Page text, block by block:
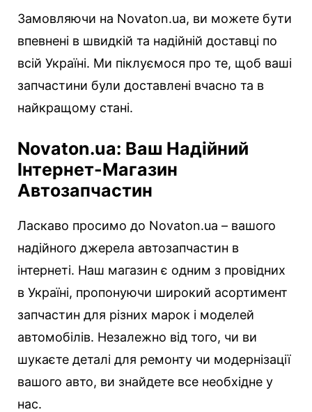
Замовляючи на Novaton.ua, ви можете бути
впевнені в швидкій та надійній доставці по
всій Україні. Ми піклуємося про те, щоб ваші
запчастини були доставлені вчасно та в
найкращому стані.
Novaton.ua: Ваш Надійний
Інтернет-Магазин
Автозапчастин
Ласкаво просимо до Novaton.ua – вашого
надійного джерела автозапчастин в
інтернеті. Наш магазин є одним з провідних
в Україні, пропонуючи широкий асортимент
запчастин для різних марок і моделей
автомобілів. Незалежно від того, чи ви
шукаєте деталі для ремонту чи модернізації
вашого авто, ви знайдете все необхідне у
нас.